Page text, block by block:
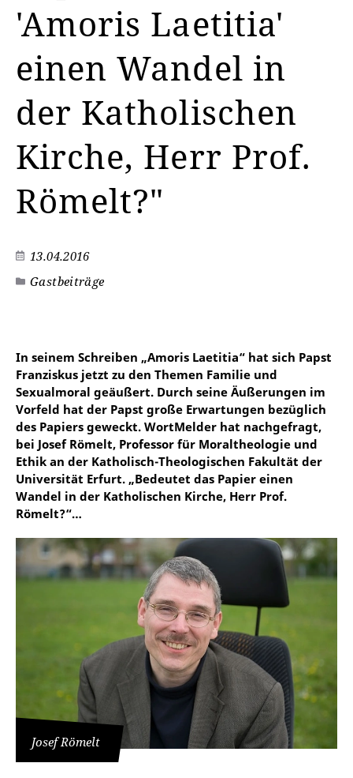
'Amoris Laetitia'
einen Wandel in
der Katholischen
Kirche, Herr Prof.
Römelt?"
13.04.2016
Gastbeiträge
In seinem Schreiben „Amoris Laetitia“ hat sich Papst
Franziskus jetzt zu den Themen Familie und
Sexualmoral geäußert. Durch seine Äußerungen im
Vorfeld hat der Papst große Erwartungen bezüglich
des Papiers geweckt. WortMelder hat nachgefragt,
bei Josef Römelt, Professor für Moraltheologie und
Ethik an der Katholisch-Theologischen Fakultät der
Universität Erfurt. „Bedeutet das Papier einen
Wandel in der Katholischen Kirche, Herr Prof.
Römelt?“…
Josef Römelt